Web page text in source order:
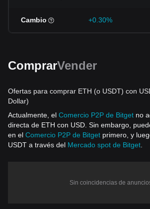
Cambio +0.30%
ComprarVender
Ofertas para comprar ETH (o USDT) con
Dollar)
Actualmente, el Comercio P2P de Bitget no
directa de ETH con USD. Sin embargo,
en el Comercio P2P de Bitget primero, y
USDT a través del Mercado spot de Bitget
Sin coincidencias de